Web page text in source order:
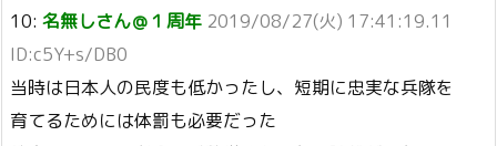
10: 名無しさん＠１周年 2019/08/27(火) 17:41:19.11
ID:c5Y+s/DB0
当時は日本人の民度も低かったし、短期に忠実な兵隊を
育てるためには体罰も必要だった